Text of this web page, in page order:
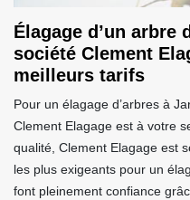
Élagage d’un arbre
société Clement
meilleurs tarifs
Pour un élagage d’arbres à
Clement Elagage est à votre
qualité, Clement Elagage est
les plus exigeants pour un
font pleinement confiance